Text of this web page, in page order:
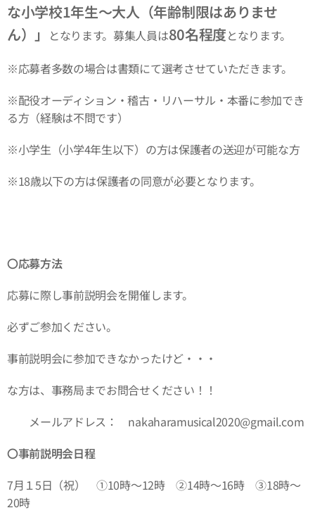
な小学校1年生～大人（年齢制限はありませ
ん）」
となります。募集人員は80名程度となります。
※応募者多数の場合は書類にて選考させていただきます。
※配役オーディション・稽古・リハーサル・本番に参加でき
る方（経験は不問です）
※小学生（小学4年生以下）の方は保護者の送迎が可能な方
※18歳以下の方は保護者の同意が必要となります。
〇応募方法
応募に際し事前説明会を開催します。
必ずご参加ください。
事前説明会に参加できなかったけど・・・
な方は、事務局までお問合せください！！
メールアドレス： nakaharamusical2020@gmail.com
〇事前説明会日程
7月１5日（祝） ①10時～12時 ②14時～16時 ③18時～
20時